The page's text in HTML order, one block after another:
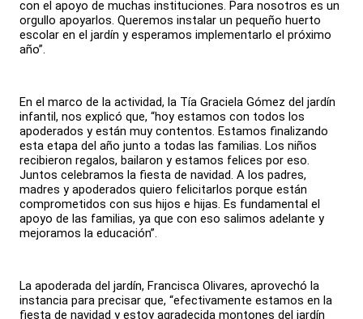
con el apoyo de muchas instituciones. Para nosotros es un
orgullo apoyarlos. Queremos instalar un pequeño huerto
escolar en el jardín y esperamos implementarlo el próximo
año”.
En el marco de la actividad, la Tía Graciela Gómez del jardín
infantil, nos explicó que, “hoy estamos con todos los
apoderados y están muy contentos. Estamos finalizando
esta etapa del año junto a todas las familias. Los niños
recibieron regalos, bailaron y estamos felices por eso.
Juntos celebramos la fiesta de navidad. A los padres,
madres y apoderados quiero felicitarlos porque están
comprometidos con sus hijos e hijas. Es fundamental el
apoyo de las familias, ya que con eso salimos adelante y
mejoramos la educación”.
La apoderada del jardín, Francisca Olivares, aprovechó la
instancia para precisar que, “efectivamente estamos en la
fiesta de navidad y estoy agradecida montones del jardín